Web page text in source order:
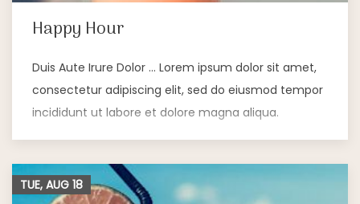
Happy Hour
Duis Aute Irure Dolor … Lorem ipsum dolor sit amet,
consectetur adipiscing elit, sed do eiusmod tempor
incididunt ut labore et dolore magna aliqua.
TUE, AUG 18